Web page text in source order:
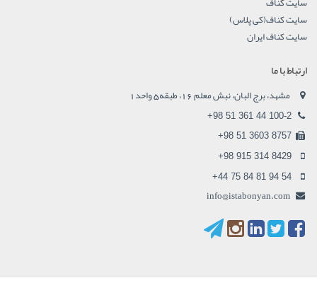
سایت کناف(کی پلاس)
سایت کناف ایران
ارتباط با ما
مشهد، برج البان، نبش معلم 16، طبقه5 واحد1
+98 51 361 44 100-2
+98 51 3603 8757
+98 915 314 8429
+44 75 84 81 94 54